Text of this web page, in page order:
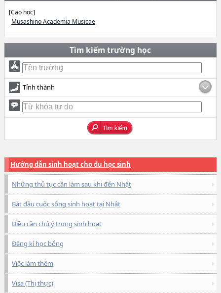
[Cao học]
Musashino Academia Musicae
Tìm kiếm trường học
Tỉnh thành
Hướng dẫn sinh hoạt cho du học sinh
Những thủ tục cần làm sau khi đến Nhật
Bắt đầu cuộc sống sinh hoạt tại Nhật
Điều cần chú ý trong sinh hoạt
Đăng kí học bổng
Việc làm thêm
Visa (Thị thực)